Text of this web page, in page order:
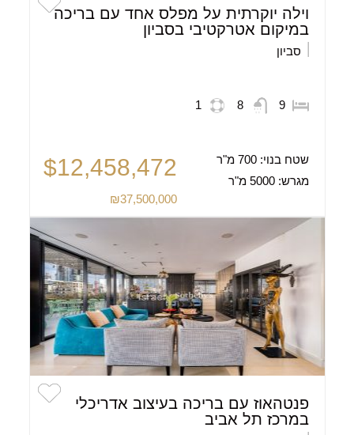
וילה יוקרתית על מפלס אחד עם בריכה
במיקום אטרקטיבי בסביון
סביון
9
8
1
שטח בנוי:700 מ"ר
מגרש:5000 מ"ר
$12,458,472
₪37,500,000
פנטהאוז עם בריכה בעיצוב אדריכלי
במרכז תל אביב